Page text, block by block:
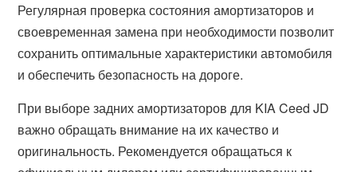
Регулярная проверка состояния амортизаторов и
своевременная замена при необходимости позволит
сохранить оптимальные характеристики автомобиля
и обеспечить безопасность на дороге.
При выборе задних амортизаторов для KIA Ceed JD
важно обращать внимание на их качество и
оригинальность. Рекомендуется обращаться к